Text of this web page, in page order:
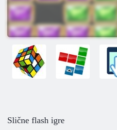
Slične flash igre